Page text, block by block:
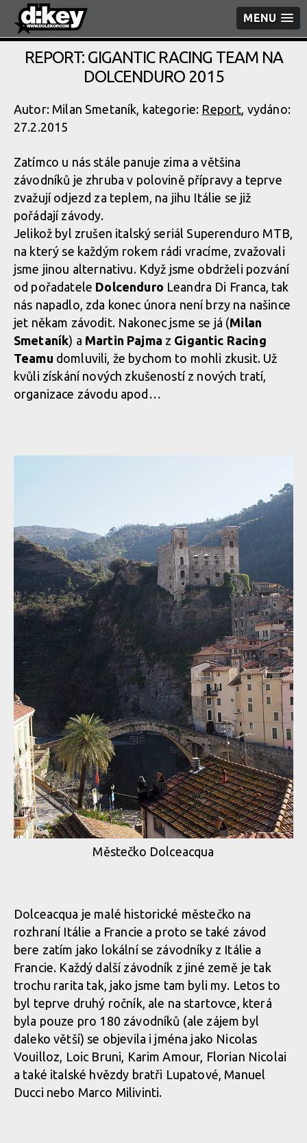
MENU
REPORT: GIGANTIC RACING TEAM NA
DOLCENDURO 2015
Autor: Milan Smetaník, kategorie: Report, vydáno:
27.2.2015
Zatímco u nás stále panuje zima a většina
závodníků je zhruba v polovině přípravy a teprve
zvažují odjezd za teplem, na jihu Itálie se již
pořádají závody.
Jelikož byl zrušen italský seriál Superenduro MTB,
na který se každým rokem rádi vracíme, zvažovali
jsme jinou alternativu. Když jsme obdrželi pozvání
od pořadatele Dolcenduro Leandra Di Franca, tak
nás napadlo, zda konec února není brzy na našince
jet někam závodit. Nakonec jsme se já (Milan
Smetaník) a Martin Pajma z Gigantic Racing
Teamu domluvili, že bychom to mohli zkusit. Už
kvůli získání nových zkušeností z nových tratí,
organizace závodu apod…
Městečko Dolceacqua
Dolceacqua je malé historické městečko na
rozhraní Itálie a Francie a proto se také závod
bere zatím jako lokální se závodníky z Itálie a
Francie. Každý další závodník z jiné země je tak
trochu rarita tak, jako jsme tam byli my. Letos to
byl teprve druhý ročník, ale na startovce, která
byla pouze pro 180 závodníků (ale zájem byl
daleko větší) se objevila i jména jako Nicolas
Vouilloz, Loic Bruni, Karim Amour, Florian Nicolai
a také italské hvězdy bratři Lupatové, Manuel
Ducci nebo Marco Milivinti.